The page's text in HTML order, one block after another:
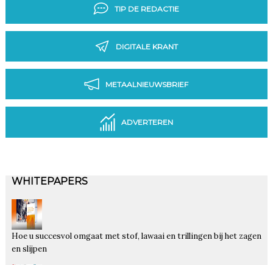
TIP DE REDACTIE
DIGITALE KRANT
METAALNIEUWSBRIEF
ADVERTEREN
WHITEPAPERS
Hoe u succesvol omgaat met stof, lawaai en trillingen bij het zagen
en slijpen